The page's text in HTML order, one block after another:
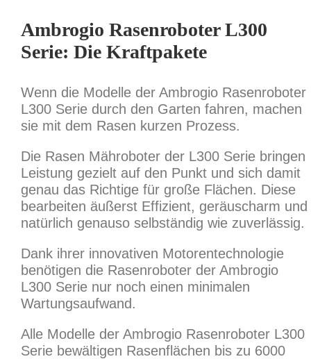
Ambrogio Rasenroboter L300
Serie: Die Kraftpakete
Wenn die Modelle der Ambrogio Rasenroboter
L300 Serie durch den Garten fahren, machen
sie mit dem Rasen kurzen Prozess.
Die Rasen Mähroboter der L300 Serie bringen
Leistung gezielt auf den Punkt und sich damit
genau das Richtige für große Flächen. Diese
bearbeiten äußerst Effizient, geräuscharm und
natürlich genauso selbständig wie zuverlässig.
Dank ihrer innovativen Motorentechnologie
benötigen die Rasenroboter der Ambrogio
L300 Serie nur noch einen minimalen
Wartungsaufwand.
Alle Modelle der Ambrogio Rasenroboter L300
Serie bewältigen Rasenflächen bis zu 6000